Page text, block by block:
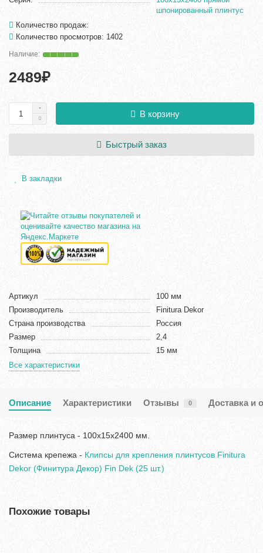
шпонированный плинтус
Количество продаж:
Количество просмотров: 1402
2489₽
В корзину
Быстрый заказ
В закладки
Артикул
100 мм
Производитель
Finitura Dekor
Страна производства
Россия
Размер
2,4
Толщина
15 мм
Все характеристики
Описание Характеристики Отзывы 0 Доставка и
Размер плинтуса - 100х15х2400 мм.
Система крепежа - Клипсы для крепления плинтусов Finitura
Dekor (Финитура Декор) Fin Dek (25 шт.)
Похожие товары